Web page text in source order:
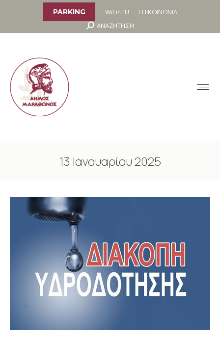
PARKING WiFi4EU
ΕΠΙΚΟΙΝΩΝΙΑ
Search:
ΑΝΑΖΗΤΗΣΗ
13 Ιανουαρίου 2025